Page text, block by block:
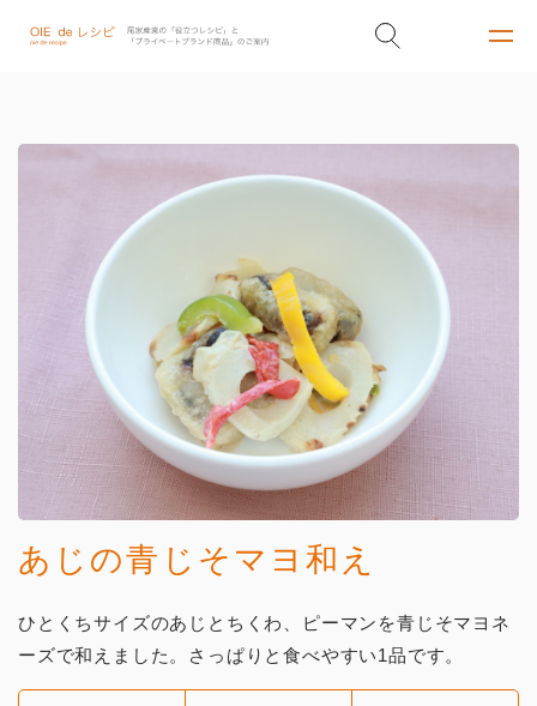
あじの青じそマヨ和え
ひとくちサイズのあじとちくわ、ピーマンを青じそマヨネ
ーズで和えました。さっぱりと食べやすい1品です。